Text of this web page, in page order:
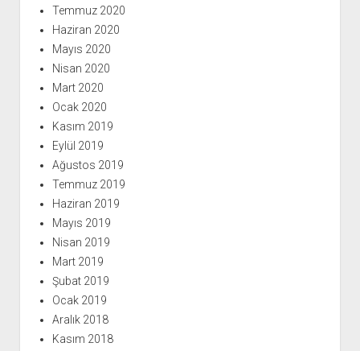
Temmuz 2020
Haziran 2020
Mayıs 2020
Nisan 2020
Mart 2020
Ocak 2020
Kasım 2019
Eylül 2019
Ağustos 2019
Temmuz 2019
Haziran 2019
Mayıs 2019
Nisan 2019
Mart 2019
Şubat 2019
Ocak 2019
Aralık 2018
Kasım 2018